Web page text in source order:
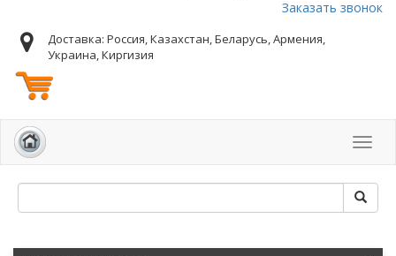
Заказать звонок
Доставка: Россия, Казахстан, Беларусь, Армения,
Украина, Киргизия